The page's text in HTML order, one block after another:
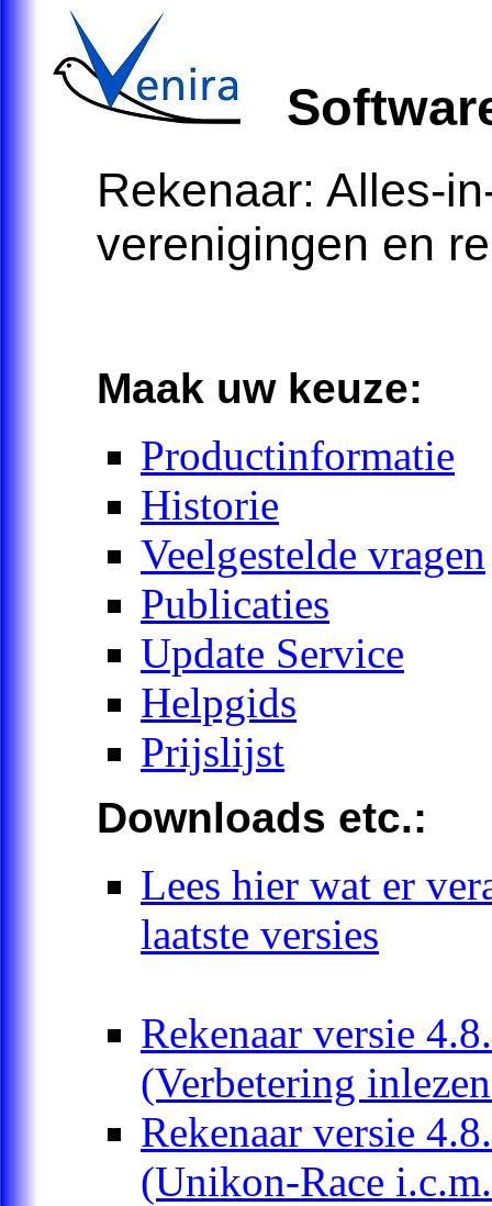
Rekenaar: Alles-
verenigingen en
Maak uw keuze:
Productinformatie
Historie
Veelgestelde vragen
Publicaties
Update Service
Helpgids
Prijslijst
Downloads etc.:
Lees hier wat er
laatste versies
Rekenaar versie
(Verbetering
Rekenaar versie
(Unikon-Race